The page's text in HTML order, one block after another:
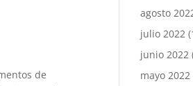
de
agosto
julio 2022
junio 2022
mayo 2022